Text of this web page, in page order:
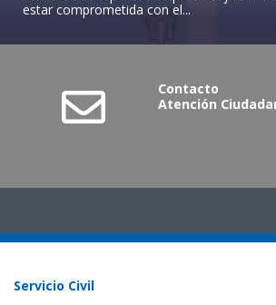
estar comprometida con el...
Contacto
Atención
Servicio Civil